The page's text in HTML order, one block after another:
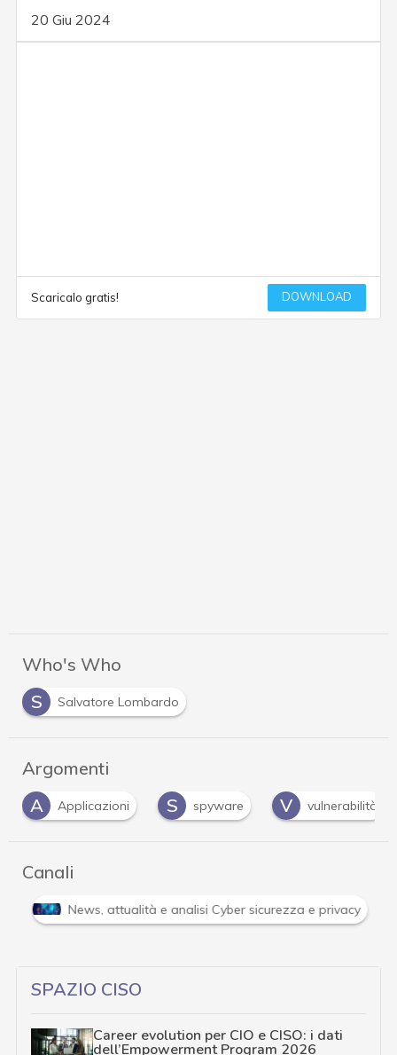
20 Giu 2024
Scaricalo gratis! DOWNLOAD
Who's Who
S
Salvatore Lombardo
Argomenti
A
Applicazioni S spyware V vulnerabilità
Canali
News, attualità e analisi Cyber sicurezza e privacy
SPAZIO CISO
Career evolution per CIO e CISO: i dati
dell’Empowerment Program 2026